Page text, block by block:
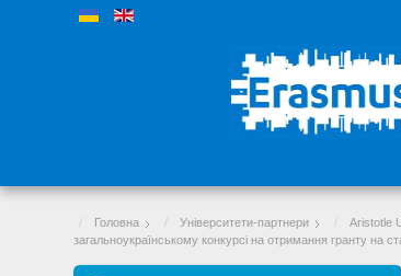
Головна Університети-партнери Aristotle
загальноукраїнському конкурсі на отримання гранту на